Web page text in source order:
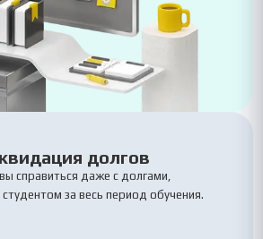
долгов
справиться даже с долгами,
за весь период обучения.